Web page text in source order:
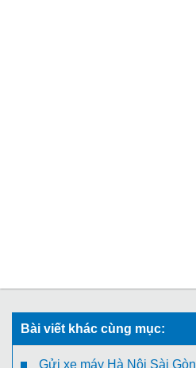
Bài viết khác cùng mục:
Gửi xe máy Hà Nội Sài